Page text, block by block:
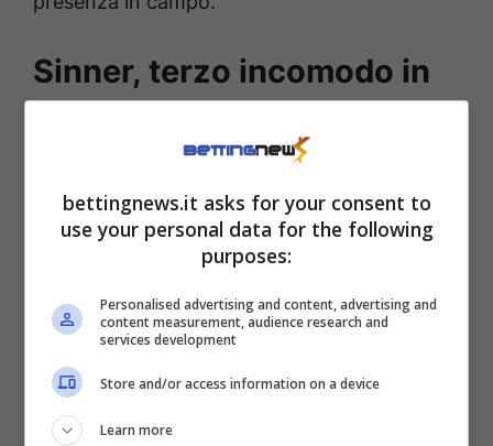
Sinner, terzo incomodo in
intuibile, perché attorno alle parole del
danese si accendessero le speculazioni
tennis mondiale. Rune non sta parlando da
spettatore: la sua carriera è stata interrotta
da un infortunio serio, sta attraversando un
momento difficile, ma le sue parole su Sinner
bettingnews.it asks for your consent to
use your personal data for the following
purposes:
Personalised advertising and content, advertising and
content measurement, audience research and
services development
Store and/or access information on a device
Learn more